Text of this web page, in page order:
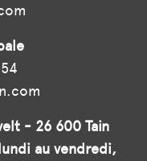
- 26 600 Tain
au vendredi,